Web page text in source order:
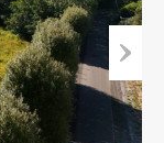
Next